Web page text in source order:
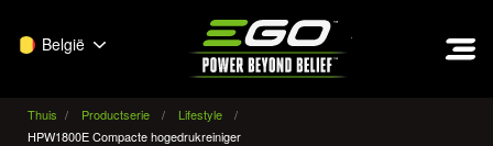
België
Thuis Productserie
Lifestyle
HPW1800E Compacte hogedrukreiniger